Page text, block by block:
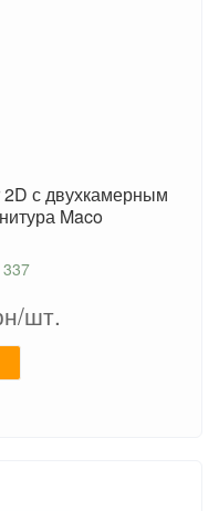
с двухкамерным
Maco
шт.